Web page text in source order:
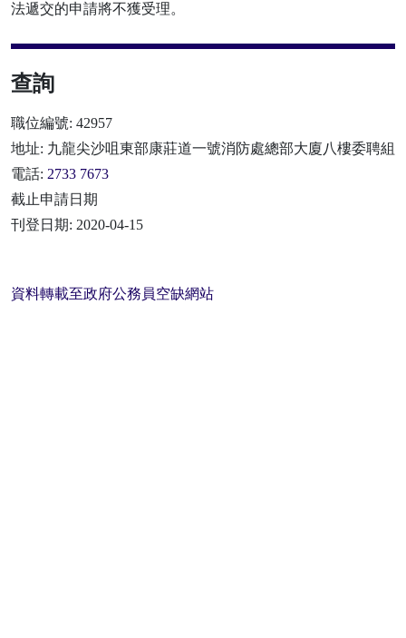
法遞交的申請將不獲受理。
查詢
職位編號: 42957
地址: 九龍尖沙咀東部康莊道一號消防處總部大廈八樓委聘組
電話: 2733 7673
截止申請日期
刊登日期: 2020-04-15
資料轉載至政府公務員空缺網站